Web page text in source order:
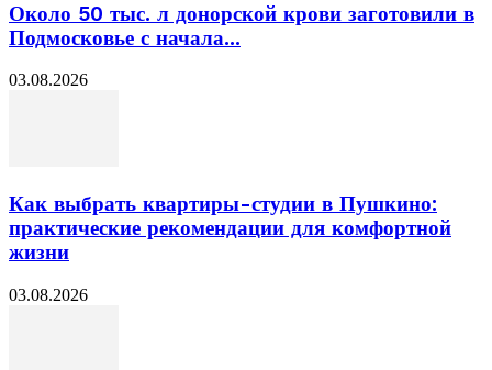
Около 50 тыс. л донорской крови заготовили в
Подмосковье с начала...
03.08.2026
Как выбрать квартиры-студии в Пушкино:
практические рекомендации для комфортной
жизни
03.08.2026